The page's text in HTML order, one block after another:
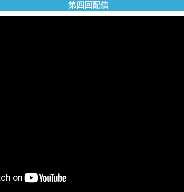
第四回配信